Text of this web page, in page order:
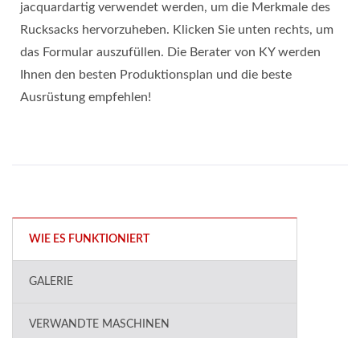
jacquardartig verwendet werden, um die Merkmale des
Rucksacks hervorzuheben. Klicken Sie unten rechts, um
das Formular auszufüllen. Die Berater von KY werden
Ihnen den besten Produktionsplan und die beste
Ausrüstung empfehlen!
WIE ES FUNKTIONIERT
GALERIE
VERWANDTE MASCHINEN